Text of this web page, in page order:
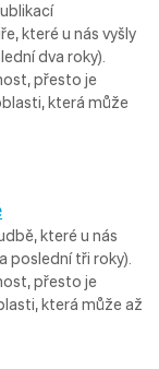
které u nás vyšly
dva roky).
přesto je
která může
které u nás
poslední tři roky).
přesto je
která může až